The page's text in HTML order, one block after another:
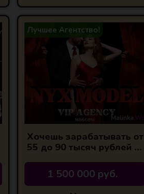
Лучшее Агентство!
Хочешь зарабатывать от
55 до 90 тысяч рублей в
1 500 000 руб.